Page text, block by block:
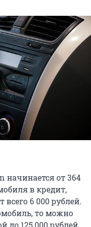
начинается от 364
в кредит,
6 000 рублей.
то можно
до 125 000 рублей.